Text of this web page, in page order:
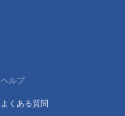
ヘルプ
よくある質問